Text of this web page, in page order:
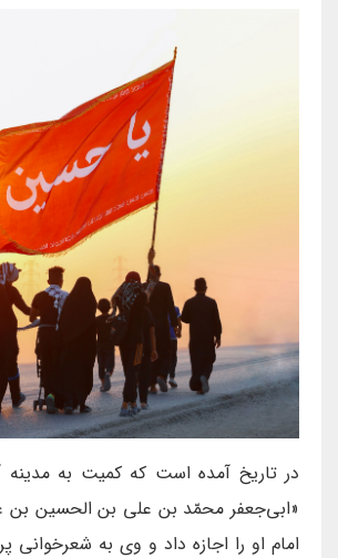
در تاریخ آمده است که كميت به
«ابى‌جعفر محمّد بن على بن الحسين
امام او را اجازه داد و وى به